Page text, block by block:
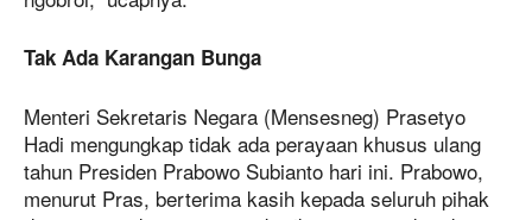
Tak Ada Karangan Bunga
Menteri Sekretaris Negara (Mensesneg) Prasetyo
Hadi mengungkap tidak ada perayaan khusus ulang
tahun Presiden Prabowo Subianto hari ini. Prabowo,
menurut Pras, berterima kasih kepada seluruh pihak